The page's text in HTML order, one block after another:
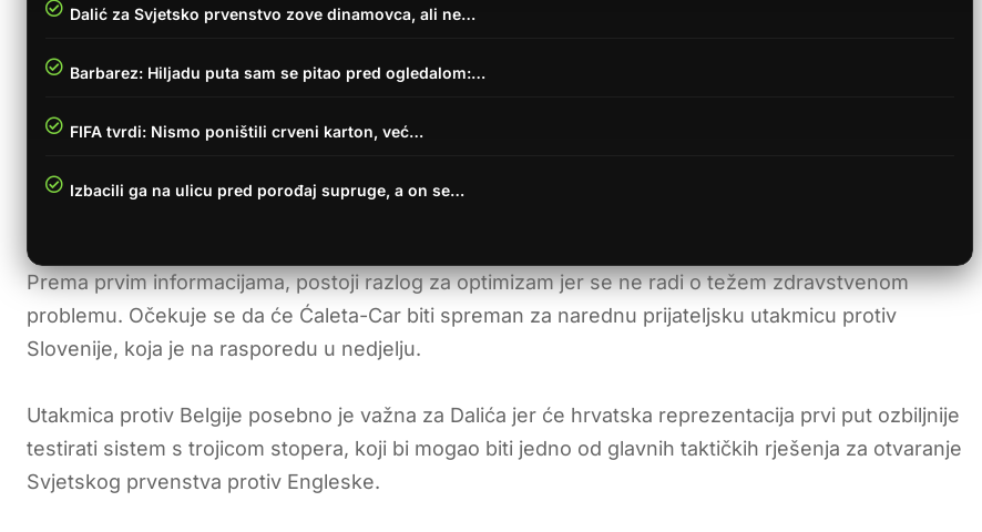
Dalić za Svjetsko prvenstvo zove dinamovca, ali ne…
Barbarez: Hiljadu puta sam se pitao pred ogledalom:…
FIFA tvrdi: Nismo poništili crveni karton, već…
Izbacili ga na ulicu pred porođaj supruge, a on se…
Prema prvim informacijama, postoji razlog za optimizam jer se ne radi o težem zdravstvenom
problemu. Očekuje se da će Ćaleta-Car biti spreman za narednu prijateljsku utakmicu protiv
Slovenije, koja je na rasporedu u nedjelju.
Utakmica protiv Belgije posebno je važna za Dalića jer će hrvatska reprezentacija prvi put ozbiljnije
testirati sistem s trojicom stopera, koji bi mogao biti jedno od glavnih taktičkih rješenja za otvaranje
Svjetskog prvenstva protiv Engleske.